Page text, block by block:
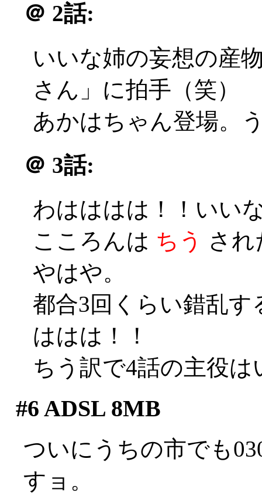
＠ 2話:
いいな姉の妄想の産
さん」に拍手（笑）
あかはちゃん登場。
＠ 3話:
わはははは！！いい
こころんは ちう
さ
やはや。
都合3回くらい錯乱
ははは！！
ちう訳で4話の主役
#6 ADSL 8MB
ついにうちの市でも
すョ。